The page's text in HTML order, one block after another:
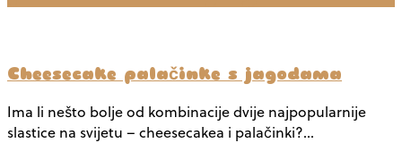
Cheesecake palačinke s jagodama
Ima li nešto bolje od kombinacije dvije najpopularnije
slastice na svijetu – cheesecakea i palačinki?…